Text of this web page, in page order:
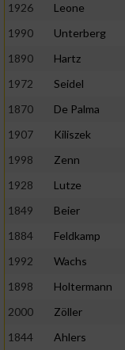
1926
Leone
1990
Unterberg
1890
Hartz
1972
Seidel
1870
De Palma
1907
Kiliszek
1998
Zenn
1928
Lutze
1849
Beier
1884
Feldkamp
1992
Wachs
1898
Holtermann
2000
Zöller
1844
Ahlers